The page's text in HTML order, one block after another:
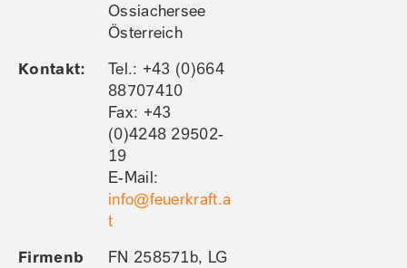
Ossiachersee
Österreich
Kontakt:
Tel.: +43 (0)664
88707410
Fax: +43
(0)4248 29502-
19
E-Mail:
info@feuerkraft.a
t
Firmenb
FN 258571b, LG